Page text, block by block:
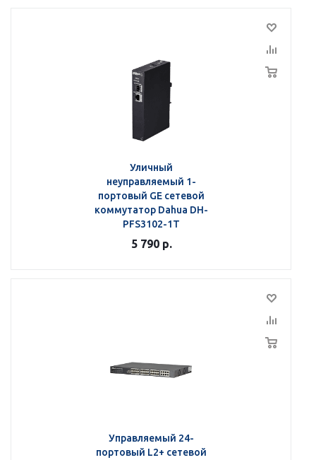
Уличный
неуправляемый 1-
портовый GE сетевой
коммутатор Dahua DH-
PFS3102-1T
5 790р.
Управляемый 24-
портовый L2+ сетевой